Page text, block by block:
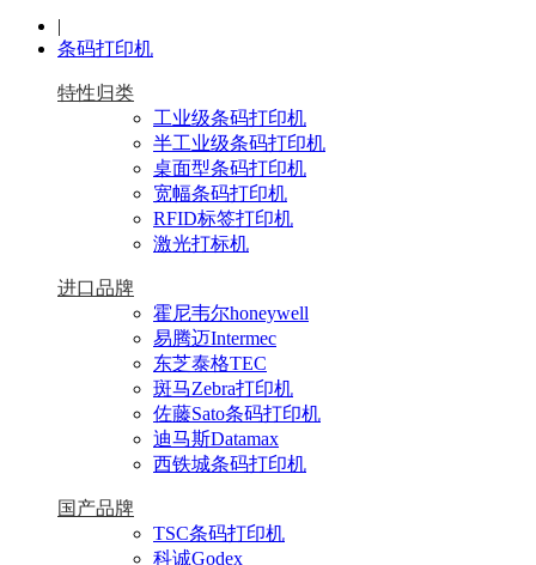
|
条码打印机
特性归类
工业级条码打印机
半工业级条码打印机
桌面型条码打印机
宽幅条码打印机
RFID标签打印机
激光打标机
进口品牌
霍尼韦尔honeywell
易腾迈Intermec
东芝泰格TEC
斑马Zebra打印机
佐藤Sato条码打印机
迪马斯Datamax
西铁城条码打印机
国产品牌
TSC条码打印机
科诚Godex